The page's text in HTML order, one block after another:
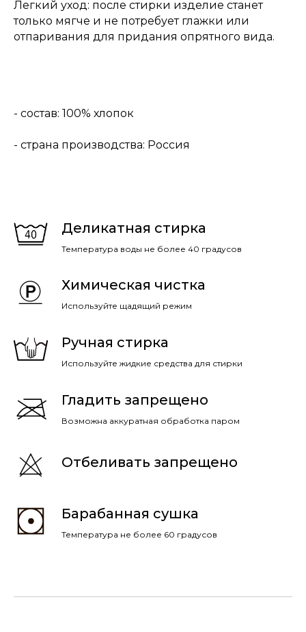
Легкий уход: после стирки изделие станет
только мягче и не потребует глажки или
отпаривания для придания опрятного вида.
- состав: 100% хлопок
- страна производства: Россия
Деликатная стирка
Температура воды не более 40 градусов
Химическая чистка
Используйте щадящий режим
Ручная стирка
Используйте жидкие средства для стирки
Гладить запрещено
Возможна аккуратная обработка паром
Отбеливать запрещено
Барабанная сушка
Температура не более 60 градусов